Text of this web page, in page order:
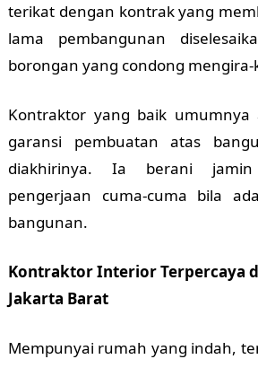
terikat dengan kontrak yang
lama pembangunan
borongan yang condong mengira-
Kontraktor yang baik umumnya
garansi pembuatan atas
diakhirinya. Ia berani
pengerjaan cuma-cuma bila
bangunan.
Kontraktor Interior Terpercaya
Jakarta Barat
Mempunyai rumah yang indah,